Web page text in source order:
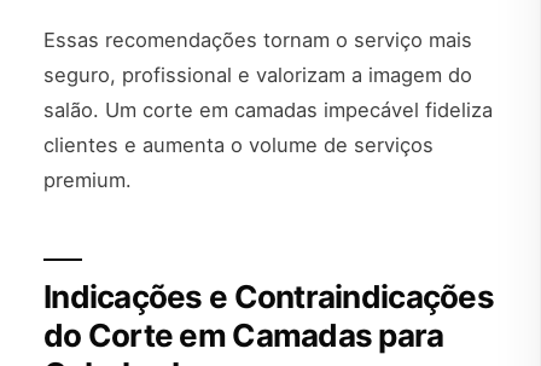
Essas recomendações tornam o serviço mais
seguro, profissional e valorizam a imagem do
salão. Um corte em camadas impecável fideliza
clientes e aumenta o volume de serviços
premium.
Indicações e Contraindicações
do Corte em Camadas para